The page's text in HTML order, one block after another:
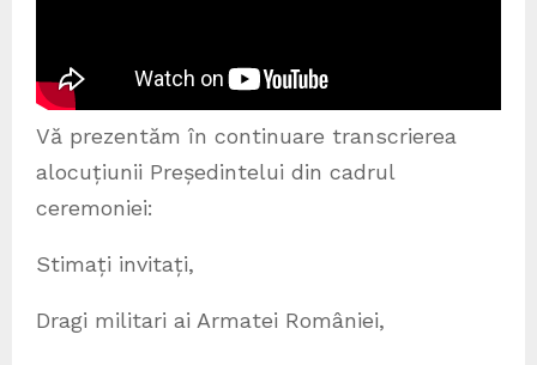
Vă prezentăm în continuare transcrierea
alocuțiunii Președintelui din cadrul
ceremoniei:
Stimați invitați,
Dragi militari ai Armatei României,